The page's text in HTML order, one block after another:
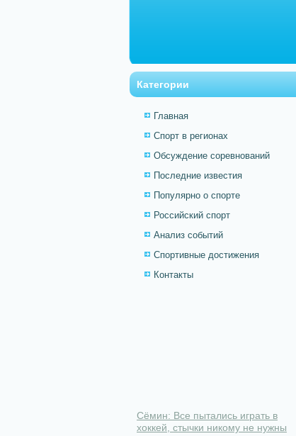
Категории
Главная
Спорт в регионах
Обсуждение соревнований
Последние известия
Популярно о спорте
Российский спорт
Анализ событий
Спортивные достижения
Контакты
Сёмин: Все пытались играть в
хоккей, стычки никому не нужны